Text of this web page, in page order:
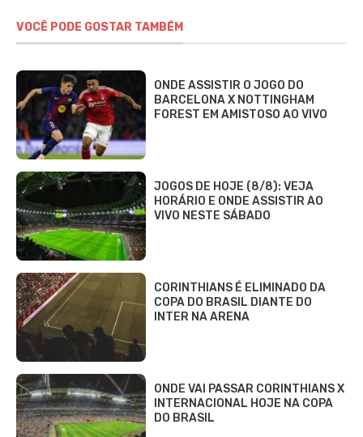
VOCÊ PODE GOSTAR TAMBÉM
ONDE ASSISTIR O JOGO DO
BARCELONA X NOTTINGHAM
FOREST EM AMISTOSO AO VIVO
JOGOS DE HOJE (8/8): VEJA
HORÁRIO E ONDE ASSISTIR AO
VIVO NESTE SÁBADO
CORINTHIANS É ELIMINADO DA
COPA DO BRASIL DIANTE DO
INTER NA ARENA
ONDE VAI PASSAR CORINTHIANS X
INTERNACIONAL HOJE NA COPA
DO BRASIL